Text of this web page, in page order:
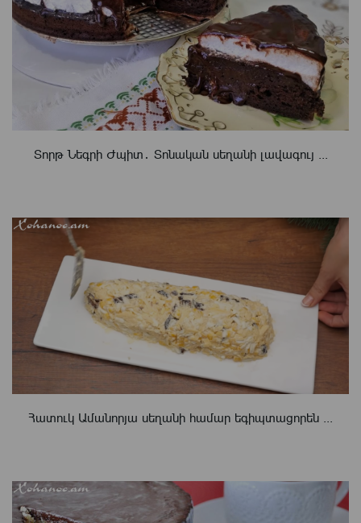
Տորթ Նեգրի Ժպիտ․ Տոնական սեղանի լավագույ ...
Հատուկ Ամանորյա սեղանի համար եգիպտացորեն ...